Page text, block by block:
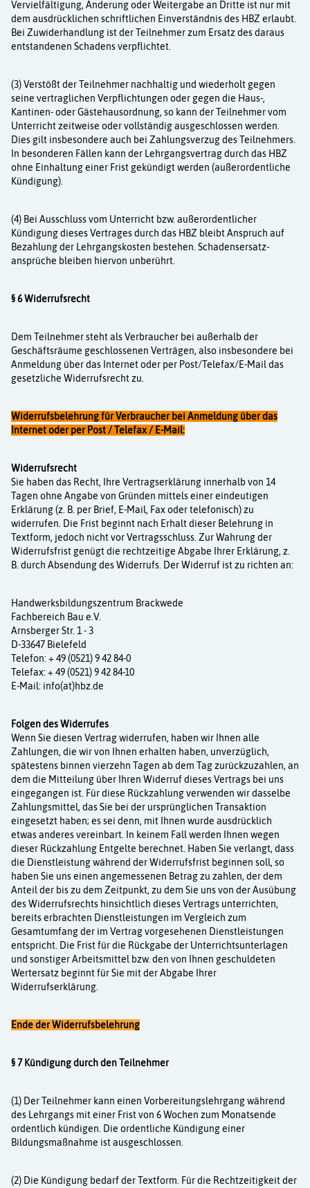
Vervielfältigung, Änderung oder Weitergabe an Dritte ist nur mit
dem ausdrücklichen schriftlichen Einverständnis des HBZ erlaubt.
Bei Zuwiderhand­lung ist der Teilnehmer zum Ersatz des daraus
entstandenen Schadens verpflichtet.
(3) Verstößt der Teilnehmer nachhaltig und wiederholt gegen
seine vertraglichen Verpflich­tungen oder gegen die Haus-,
Kantinen- oder Gästehausordnung, so kann der Teilnehmer vom
Unterricht zeitweise oder vollständig ausgeschlossen werden.
Dies gilt insbesondere auch bei Zahlungsverzug des Teilnehmers.
In besonderen Fällen kann der Lehrgangsvertrag durch das HBZ
ohne Einhaltung einer Frist gekündigt werden (außerordentliche
Kündigung).
(4) Bei Ausschluss vom Unterricht bzw. außerordentlicher
Kündigung dieses Vertrages durch das HBZ bleibt Anspruch auf
Bezahlung der Lehrgangskosten bestehen. Schadensersatz­
ansprüche bleiben hiervon unberührt.
§ 6 Widerrufsrecht
Dem Teilnehmer steht als Verbraucher bei außerhalb der
Geschäftsräume geschlossenen Verträgen, also insbesondere bei
Anmeldung über das Internet oder per Post/Telefax/E-Mail das
gesetzliche Widerrufsrecht zu.
Widerrufsbelehrung für Verbraucher bei Anmeldung über das
Internet oder per Post / Telefax / E-Mail:
Widerrufsrecht
Sie haben das Recht, Ihre Vertragserklärung innerhalb von 14
Tagen ohne Angabe von Gründen mittels einer eindeutigen
Erklärung (z. B. per Brief, E-Mail, Fax oder telefonisch) zu
widerrufen. Die Frist beginnt nach Erhalt dieser Belehrung in
Textform, jedoch nicht vor Ver­tragsschluss. Zur Wahrung der
Widerrufsfrist genügt die rechtzeitige Abgabe Ihrer Erklärung, z.
B. durch Absendung des Widerrufs. Der Widerruf ist zu richten an:
Handwerksbildungszentrum Brackwede
Fachbereich Bau e.V.
Arnsberger Str. 1 - 3
D-33647 Bielefeld
Telefon: + 49 (0521) 9 42 84-0
Telefax: + 49 (0521) 9 42 84-10
E-Mail: info(at)hbz.de
Folgen des Widerrufes
Wenn Sie diesen Vertrag widerrufen, haben wir Ihnen alle
Zahlungen, die wir von Ihnen er­halten haben, unverzüglich,
spätestens binnen vierzehn Tagen ab dem Tag zurückzuzahlen, an
dem die Mitteilung über Ihren Widerruf dieses Vertrags bei uns
eingegangen ist. Für diese Rückzahlung verwenden wir dasselbe
Zahlungsmittel, das Sie bei der ursprünglichen Trans­aktion
eingesetzt haben; es sei denn, mit Ihnen wurde ausdrücklich
etwas anderes verein­bart. In keinem Fall werden Ihnen wegen
dieser Rückzahlung Entgelte berechnet. Haben Sie verlangt, dass
die Dienstleistung während der Widerrufsfrist beginnen soll, so
haben Sie uns einen angemessenen Betrag zu zahlen, der dem
Anteil der bis zu dem Zeitpunkt, zu dem Sie uns von der Ausübung
des Widerrufsrechts hinsichtlich dieses Vertrags unterrichten,
bereits erbrachten Dienstleistungen im Vergleich zum
Gesamtumfang der im Vertrag vorgesehenen Dienstleistungen
entspricht. Die Frist für die Rückgabe der Unterrichtsunterlagen
und sonsti­ger Arbeitsmittel bzw. den von Ihnen geschuldeten
Wertersatz beginnt für Sie mit der Abgabe Ihrer
Widerrufserklärung.
Ende der Widerrufsbelehrung
§ 7 Kündigung durch den Teilnehmer
(1) Der Teilnehmer kann einen Vorbereitungslehrgang während
des Lehrgangs mit einer Frist von 6 Wochen zum Monatsende
ordentlich kündigen. Die ordentliche Kündigung einer
Bildungsmaßnahme ist ausgeschlossen.
(2) Die Kündigung bedarf der Textform. Für die Rechtzeitigkeit der